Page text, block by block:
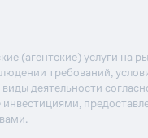
(агентские) услуги на
требований,
деятельности